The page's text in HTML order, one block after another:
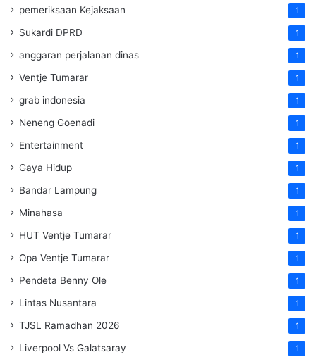
pemeriksaan Kejaksaan 1
Sukardi DPRD 1
anggaran perjalanan dinas 1
Ventje Tumarar 1
grab indonesia 1
Neneng Goenadi 1
Entertainment 1
Gaya Hidup 1
Bandar Lampung 1
Minahasa 1
HUT Ventje Tumarar 1
Opa Ventje Tumarar 1
Pendeta Benny Ole 1
Lintas Nusantara 1
TJSL Ramadhan 2026 1
Liverpool Vs Galatsaray 1